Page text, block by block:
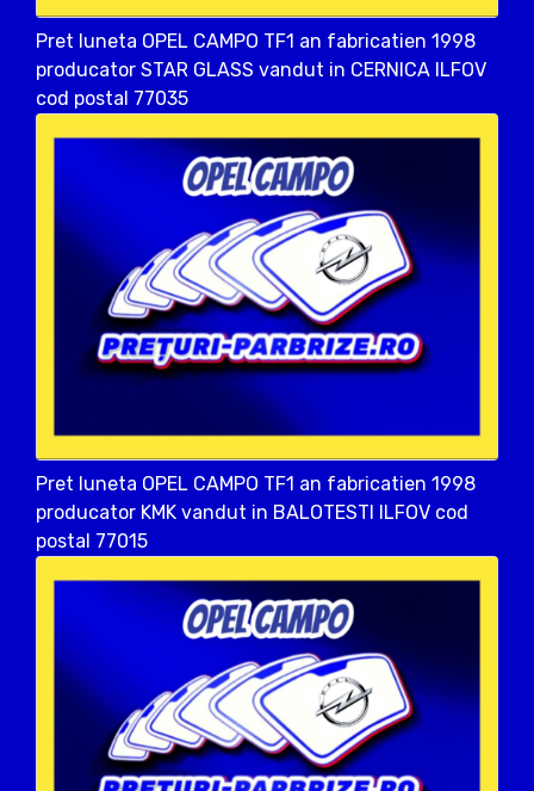
Pret luneta OPEL CAMPO TF1 an fabricatien 1998
producator STAR GLASS vandut in CERNICA ILFOV
cod postal 77035
Pret luneta OPEL CAMPO TF1 an fabricatien 1998
producator KMK vandut in BALOTESTI ILFOV cod
postal 77015